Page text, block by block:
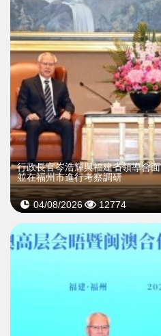
行政長官岑浩輝與福建省領導會面
並在福州市進行考察調研
04/08/2026 12774